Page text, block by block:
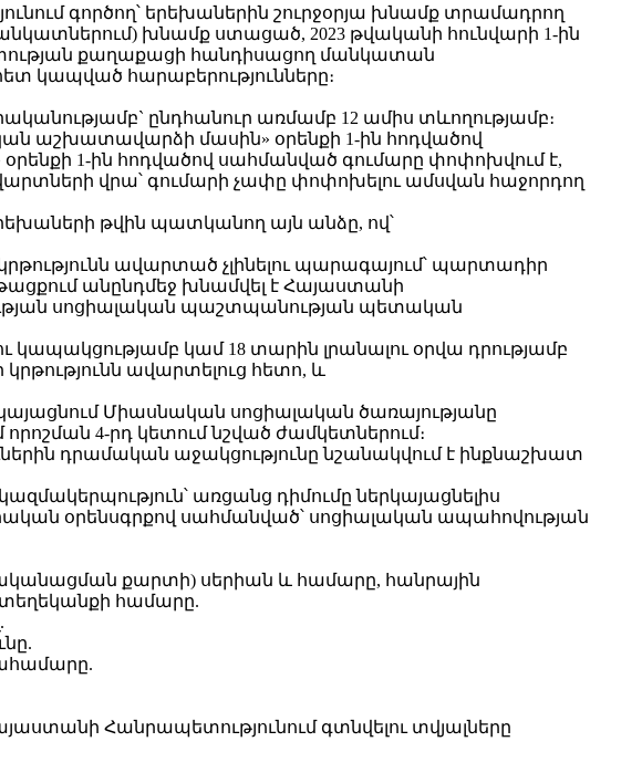
գործող՝ երեխաներին շուրջօրյա խնամք տրամադրող
խնամք ստացած, 2023 թվականի հունվարի 1-ին
քաղաքացի հանդիսացող մանկատան
կապված հարաբերությունները։
ընդհանուր առմամբ 12 ամիս տևողությամբ։
աշխատավարձի մասին» օրենքի 1-ին հոդվածով
1-ին հոդվածով սահմանված գումարը փոփոխվում է,
վրա՝ գումարի չափը փոփոխելու ամսվան հաջորդող
թվին պատկանող այն անձը, ով՝
ավարտած չլինելու պարագայում՝ պարտադիր
անընդմեջ խնամվել է Հայաստանի
սոցիալական պաշտպանության պետական
կապակցությամբ կամ 18 տարին լրանալու օրվա դրությամբ
ավարտելուց հետո, և
Միասնական սոցիալական ծառայությանը
որոշման 4-րդ կետում նշված ժամկետներում։
դրամական աջակցությունը նշանակվում է ինքնաշխատ
առցանց դիմումը ներկայացնելիս
օրենսգրքով սահմանված՝ սոցիալական ապահովության
քարտի) սերիան և համարը, հանրային
տեղեկանքի համարը.
Հանրապետությունում գտնվելու տվյալները